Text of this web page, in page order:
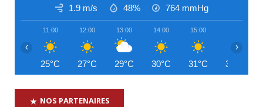
1.9 m/s 48% 764 mmHg
11:00
25°C
12:00
27°C
13:00
29°C
14:00
30°C
15:00
31°C 31°C
‹ ›
NOS PARTENAIRES